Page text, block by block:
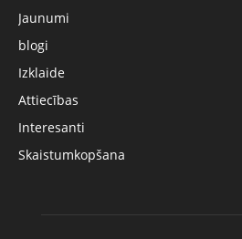
Jaunumi
blogi
Izklaide
Attiecības
Interesanti
Skaistumkopšana